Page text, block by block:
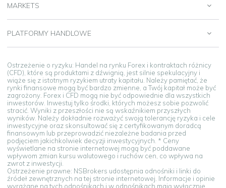
MARKETS
PLATFORMY HANDLOWE
Ostrzeżenie o ryzyku: Handel na rynku Forex i kontraktach różnicy
(CFD), które są produktami z dźwignią, jest silnie spekulacyjny i
wiąże się z istotnym ryzykiem utraty kapitału. Należy pamiętać, że
rynki finansowe mogą być bardzo zmienne, a Twój kapitał może być
zagrożony. Forex i CFD mogą nie być odpowiednie dla wszystkich
inwestorów. Inwestuj tylko środki, których możesz sobie pozwolić
stracić. Wyniki z przeszłości nie są wskaźnikiem przyszłych
wyników. Należy dokładnie rozważyć swoją tolerancję ryzyka i cele
inwestycyjne oraz skonsultować się z certyfikowanym doradcą
finansowym lub przeprowadzić niezależne badania przed
podjęciem jakichkolwiek decyzji inwestycyjnych. * Ceny
wyświetlane na stronie internetowej mogą być poddawane
wpływom zmian kursu walutowego i ruchów cen, co wpływa na
zwrot z inwestycji.
Ostrzeżenie prawne: NSBrokers udostępnia odnośniki i linki do
źródeł zewnętrznych na tej stronie internetowej. Informacje i opinie
wyrażane na tych odnośnikach i w odnośnikach mają wyłącznie